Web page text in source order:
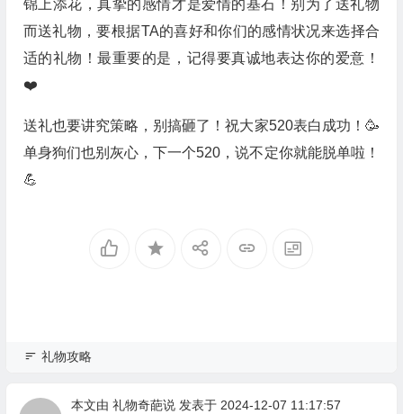
锦上添花，真挚的感情才是爱情的基石！别为了送礼物
而送礼物，要根据TA的喜好和你们的感情状况来选择合
适的礼物！最重要的是，记得要真诚地表达你的爱意！
❤️
送礼也要讲究策略，别搞砸了！祝大家520表白成功！🥳
单身狗们也别灰心，下一个520，说不定你就能脱单啦！
💪
礼物攻略
本文由 礼物奇葩说发表于 2024-12-07 11:17:57